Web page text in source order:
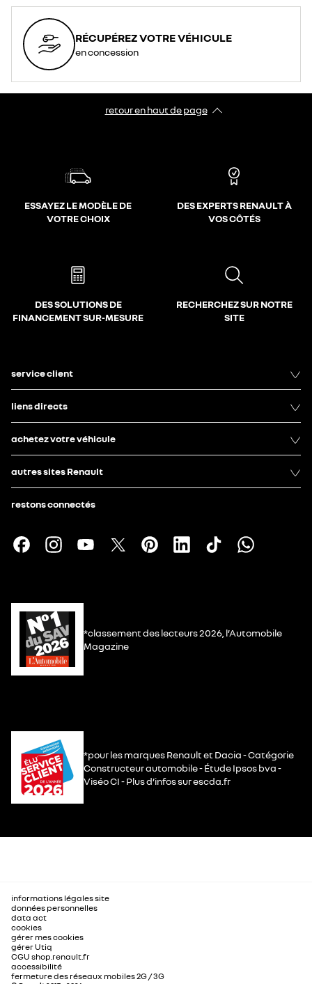
RÉCUPÉREZ VOTRE VÉHICULE
en concession
retour en haut de page​
ESSAYEZ LE MODÈLE DE
VOTRE CHOIX
DES EXPERTS RENAULT À
VOS CÔTÉS
DES SOLUTIONS DE
FINANCEMENT SUR-MESURE
RECHERCHEZ SUR NOTRE
SITE
service client
liens directs
achetez votre véhicule
autres sites Renault
restons connectés
*classement des lecteurs 2026, l’Automobile
Magazine
*pour les marques Renault et Dacia - Catégorie
Constructeur automobile - Étude Ipsos bva -
Viséo CI - Plus d’infos sur escda.fr
informations légales site
données personnelles
data act
cookies
gérer mes cookies
gérer Utiq
CGU shop.renault.fr
accessibilité
fermeture des réseaux mobiles 2G / 3G